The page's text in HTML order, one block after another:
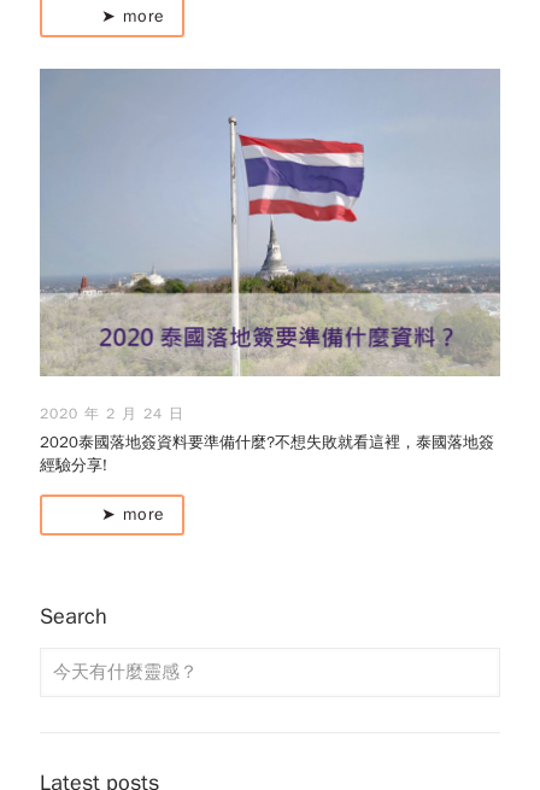
➤ more
2020 年 2 月 24 日
2020泰國落地簽資料要準備什麼?不想失敗就看這裡，泰國落地簽
經驗分享!
➤ more
Search
Latest posts